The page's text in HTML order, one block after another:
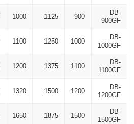
DB-
900GF
900
1125
1000
DB-
1000GF
1000
1250
1100
DB-
1100GF
1100
1375
1200
DB-
1200GF
1200
1500
1320
DB-
1500GF
1500
1875
1650